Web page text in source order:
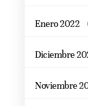
Enero 2022
Diciembre
Noviembre